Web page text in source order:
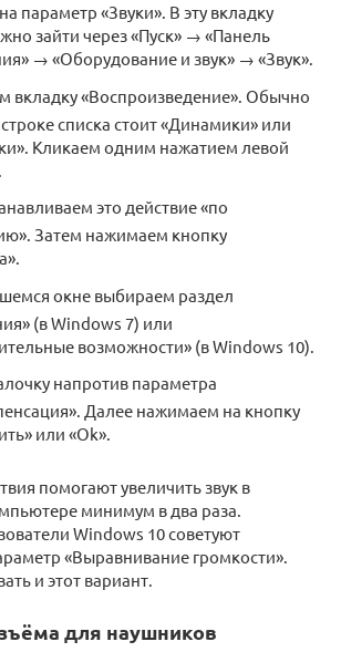
параметр «Звуки». В эту вкладку
зайти через «Пуск» → «Панель
→ «Оборудование и звук» → «Звук».
вкладку «Воспроизведение». Обычно
списка стоит «Динамики» или
Кликаем одним нажатием левой
это действие «по
Затем нажимаем кнопку
окне выбираем раздел
(в Windows 7) или
возможности» (в Windows 10).
напротив параметра
Далее нажимаем на кнопку
или «Ok».
помогают увеличить звук в
минимум в два раза.
Windows 10 советуют
«Выравнивание громкости».
и этот вариант.
для наушников